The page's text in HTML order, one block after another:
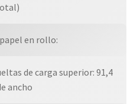
en rollo:
de carga superior: 91,4
ancho